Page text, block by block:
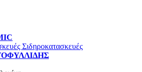
Σιδηροκατασκευές